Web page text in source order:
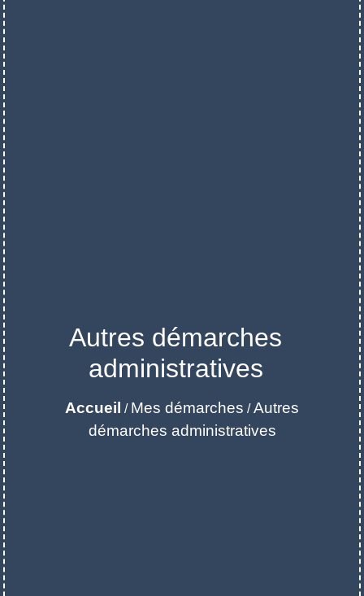
Autres démarches
administratives
Accueil / Mes démarches /Autres
démarches administratives